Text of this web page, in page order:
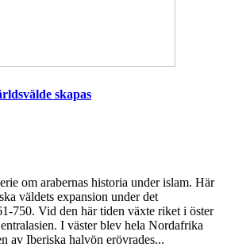
skapas
om arabernas historia under islam. Här
väldets expansion under det
750. Vid den här tiden växte riket i öster
I väster blev hela Nordafrika
av Iberiska halvön erövrades...